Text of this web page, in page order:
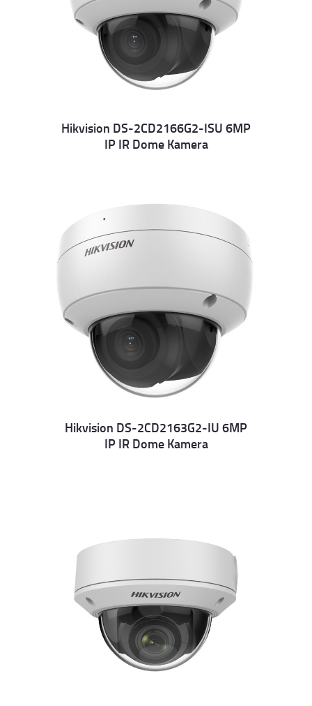
Details
Hikvision DS-2CD2166G2-ISU 6MP
IP IR Dome Kamera
Details
Hikvision DS-2CD2163G2-IU 6MP
IP IR Dome Kamera